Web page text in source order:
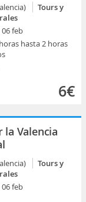
Tours y
06 feb
hasta 2 horas
6€
la Valencia
Tours y
06 feb